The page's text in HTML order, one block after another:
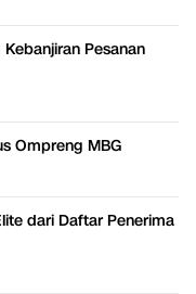
Pesanan
Ompreng MBG
dari Daftar Penerima